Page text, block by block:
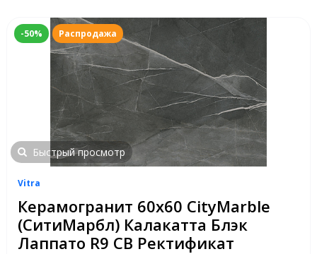
-50% Распродажа
Быстрый просмотр
Vitra
Керамогранит 60х60 CityMarble
(СитиМарбл) Калакатта Блэк
Лаппато R9 CB Ректификат